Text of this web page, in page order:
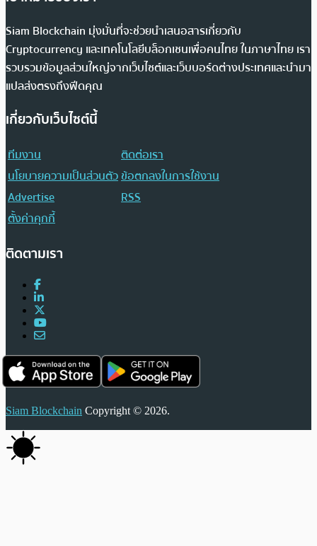
Siam Blockchain มุ่งมั่นที่จะช่วยนำเสนอสารเกี่ยวกับ
Cryptocurrency และเทคโนโลยีบล็อกเชนเพื่อคนไทย ในภาษาไทย เรา
รวบรวมข้อมูลส่วนใหญ่จากเว็บไซต์และเว็บบอร์ดต่างประเทศและนำมา
แปลส่งตรงถึงฟีดคุณ
เกี่ยวกับเว็บไซต์นี้
ทีมงาน
ติดต่อเรา
นโยบายความเป็นส่วนตัวข้อตกลงในการใช้งาน
Advertise
RSS
ตั้งค่าคุกกี้
ติดตามเรา
Siam Blockchain Copyright © 2026.